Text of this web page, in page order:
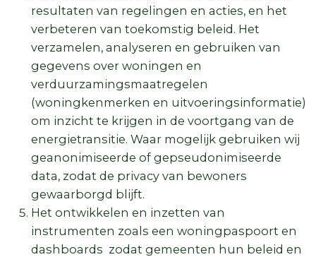
resultaten van regelingen en acties, en het
verbeteren van toekomstig beleid. Het
verzamelen, analyseren en gebruiken van
gegevens over woningen en
verduurzamingsmaatregelen
(woningkenmerken en uitvoeringsinformatie)
om inzicht te krijgen in de voortgang van de
energietransitie. Waar mogelijk gebruiken wij
geanonimiseerde of gepseudonimiseerde
data, zodat de privacy van bewoners
gewaarborgd blijft.
Het ontwikkelen en inzetten van
instrumenten zoals een woningpaspoort en
dashboards zodat gemeenten hun beleid en